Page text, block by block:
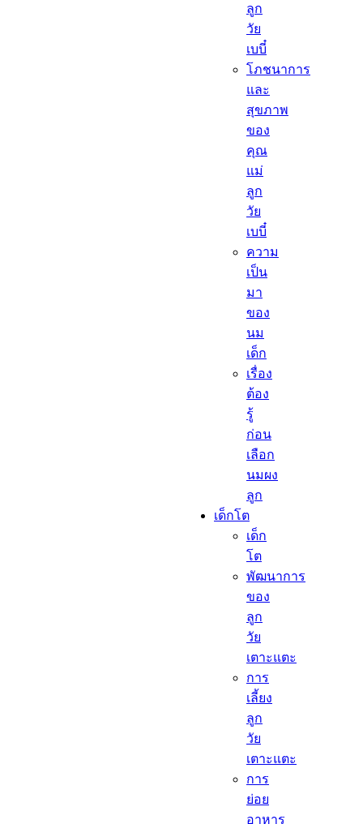
ลูก
วัย
เบบี๋
โภชนาการ
และ
สุขภาพ
ของ
คุณ
แม่
ลูก
วัย
เบบี๋
ความ
เป็น
มา
ของ
นม
เด็ก
เรื่อง
ต้อง
รู้
ก่อน
เลือก
นมผง
ลูก​
เด็กโต​
เด็ก
โต​
พัฒนาการ
ของ
ลูก
วัย
เตาะแตะ
การ
เลี้ยง
ลูก
วัย
เตาะแตะ
การ
ย่อย
อาหาร